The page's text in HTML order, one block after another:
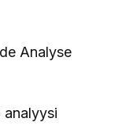
Analyse